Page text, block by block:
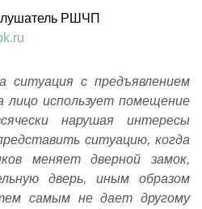
РШЧП
ситуация с предъявлением
лицо использует помещение
нарушая интересы
ситуацию, когда
меняет дверной замок,
дверь, иным образом
самым не дает другому